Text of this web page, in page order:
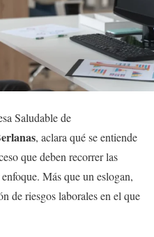
Saludable de
, aclara qué se entiende
que deben recorrer las
Más que un eslogan,
de riesgos laborales en el que